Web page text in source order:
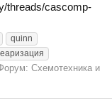
threads/cascomp-
quinn
Схемотехника и